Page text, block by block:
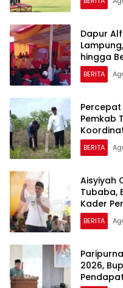
Dapur
hingga
BERITA
Pemkab
BERITA
Aisyiyah
Tubaba,
Kader
BERITA
2026,